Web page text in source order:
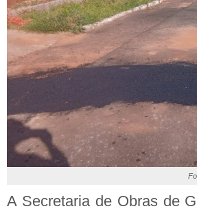
A Secretaria de Obras de